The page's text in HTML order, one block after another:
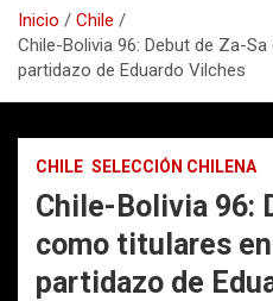
Inicio
Chile
Chile-Bolivia 96: Debut de Za-
partidazo de Eduardo Vilches
CHILE SELECCIÓN CHILENA
Chile-Bolivia 96:
como titulares
partidazo de